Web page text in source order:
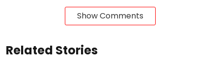
Show Comments
Related Stories